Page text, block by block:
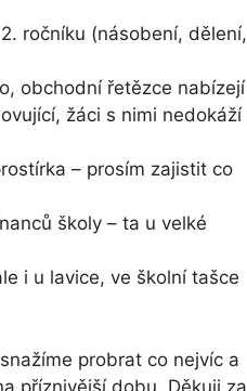
ročníku (násobení, dělení,
obchodní řetězce nabízejí
žáci s nimi nedokáží
– prosím zajistit co
školy – ta u velké
i u lavice, ve školní tašce
probrat co nejvíc a
příznivější dobu. Děkuji za